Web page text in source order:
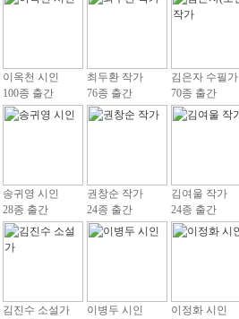
이옥천 시인
100종 출간
최두환 작가
76종 출간
김은자 수필가
70종 출간
송귀영 시인
28종 출간
권창순 작가
24종 출간
김여울 작가
24종 출간
김진수 소설가
이병두 시인
이정화 시인